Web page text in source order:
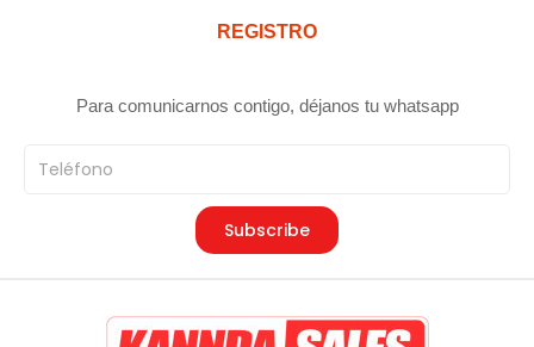
REGISTRO
Para comunicarnos contigo, déjanos tu whatsapp
Teléfono
Subscribe